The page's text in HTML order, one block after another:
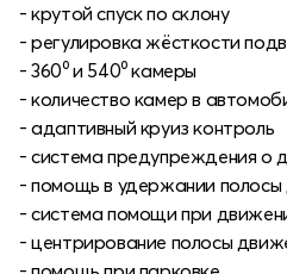
- крутой спуск по склону
- регулировка жёсткости
- 360⁰ и 540⁰ камеры
- количество камер в
- адаптивный круиз контроль
- система предупреждения о
- помощь в удержании полосы
- система помощи при
- центрирование полосы